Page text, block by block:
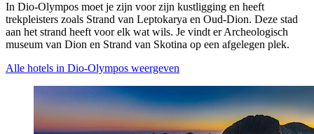
In Dio-Olympos moet je zijn voor zijn kustligging en heeft
trekpleisters zoals Strand van Leptokarya en Oud-Dion. Deze stad
aan het strand heeft voor elk wat wils. Je vindt er Archeologisch
museum van Dion en Strand van Skotina op een afgelegen plek.
Alle hotels in Dio-Olympos weergeven